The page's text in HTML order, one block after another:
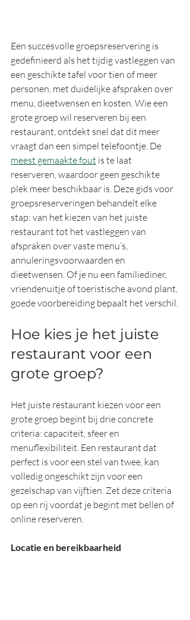
Een succesvolle groepsreservering is
gedefinieerd als het tijdig vastleggen van
een geschikte tafel voor tien of meer
personen, met duidelijke afspraken over
menu, dieetwensen en kosten. Wie een
grote groep wil reserveren bij een
restaurant, ontdekt snel dat dit meer
vraagt dan een simpel telefoontje. De
meest gemaakte fout is te laat
reserveren, waardoor geen geschikte
plek meer beschikbaar is. Deze gids voor
groepsreserveringen behandelt elke
stap: van het kiezen van het juiste
restaurant tot het vastleggen van
afspraken over vaste menu’s,
annuleringsvoorwaarden en
dieetwensen. Of je nu een familiediner,
vriendenuitje of toeristische avond plant,
goede voorbereiding bepaalt het verschil.
Hoe kies je het juiste
restaurant voor een
grote groep?
Het juiste restaurant kiezen voor een
grote groep begint bij drie concrete
criteria: capaciteit, sfeer en
menuflexibiliteit. Een restaurant dat
perfect is voor een stel van twee, kan
volledig ongeschikt zijn voor een
gezelschap van vijftien. Zet deze criteria
op een rij voordat je begint met bellen of
online reserveren.
Locatie en bereikbaarheid